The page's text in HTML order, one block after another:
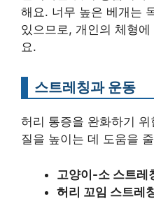
해요. 너무 높은 베개는
있으므로, 개인의 체형
요.
스트레칭과 운동
허리 통증을 완화하기
질을 높이는 데 도움을
고양이-소 스트레
허리 꼬임 스트레